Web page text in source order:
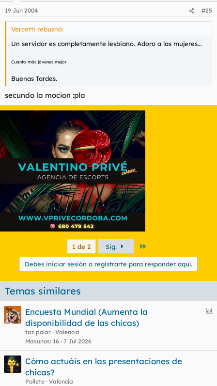
19 Jun 2004 #25
Vercetti rebuznó:
Un servidor es completamente lesbiano. Adoro a las mujeres...
Cuanto más jóvenes mejor
Buenas Tardes.
secundo la mocion :pla
1 de 2 Sig.
Debes iniciar sesión o registrarte para responder aquí.
Temas similares
E
e
Encuesta Mundial (Aumenta la
disponibilidad de las chicas)
taz.polar Valencia
Masunos 16 7 Jul 2026
Cómo actuáis en las presentaciones de
chicas?
Pollete Valencia